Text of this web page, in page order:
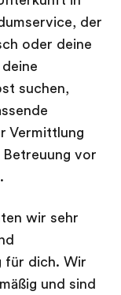
der
oder deine
suchen,
Vermittlung
vor
wir sehr
für dich. Wir
und sind